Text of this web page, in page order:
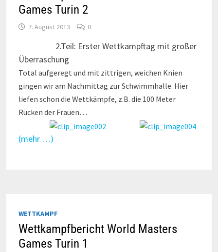
Games Turin 2
7. August 2013 0
2.Teil: Erster Wettkampftag mit großer
Überraschung
Total aufgeregt und mit zittrigen, weichen Knien
gingen wir am Nachmittag zur Schwimmhalle. Hier
liefen schon die Wettkämpfe, z.B. die 100 Meter
Rücken der Frauen…
(mehr …)
WETTKAMPF
Wettkampfbericht World Masters
Games Turin 1